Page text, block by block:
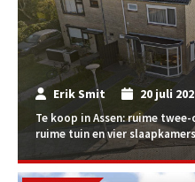
Erik Smit 20 juli
Te koop in Assen: ruime
ruime tuin en vier slaapkamers